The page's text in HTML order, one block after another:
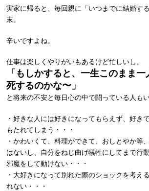
実家に帰ると、毎回親に「いつまでに結婚す
末。
辛いですよね。
仕事は楽しくやりがいもあるけど忙しいし、
「もしかすると、一生このまま
死するのかな〜」
と将来の不安と毎日心の中で闘っている人も
・好きな人には好きになってもらえず、好き
もたれてしまう・・・
・かわいくて、料理ができて、おしとやか等
はないし、自分をねじ曲げ犠牲にしてまで行
邪魔をして動けない・・・
・大好きになって別れた際のショックを考え
れない・・・